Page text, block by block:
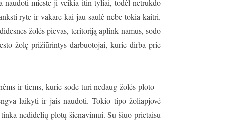
naudoti mieste ji veikia itin tyliai, todėl netrukdo
ryte ir vakare kai jau saulė nebe tokia kaitri.
žolės pievas, teritoriją aplink namus, sodo
žolę prižiūrintys darbuotojai, kurie dirba prie
ir tiems, kurie sode turi nedaug žolės ploto –
laikyti ir jais naudoti. Tokio tipo žoliapjovė
nedidelių plotų šienavimui. Su šiuo prietaisu